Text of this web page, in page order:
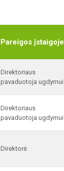
Pareigos įstaigoje
Direktoriaus
pavaduotoja ugdymui
Direktoriaus
pavaduotoja ugdymui
Direktorė